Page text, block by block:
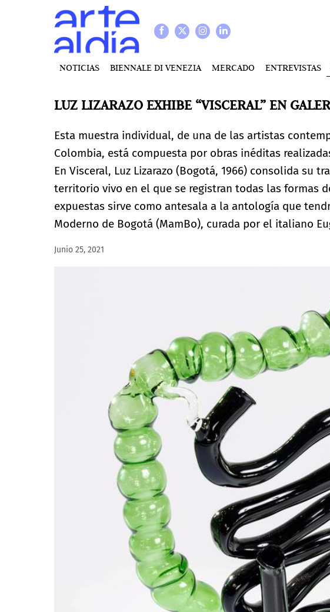
NOTICIAS BIENNALE DI VENEZIA MERCADO ENTREVISTAS
LUZ LIZARAZO EXHIBE “VISCERAL” EN
Esta muestra individual, de una de las artistas
Colombia, está compuesta por obras inéditas
En Visceral, Luz Lizarazo (Bogotá, 1966) consolida su
territorio vivo en el que se registran todas las formas
expuestas sirve como antesala a la antología que
Moderno de Bogotá (MamBo), curada por el italiano
Junio 25, 2021